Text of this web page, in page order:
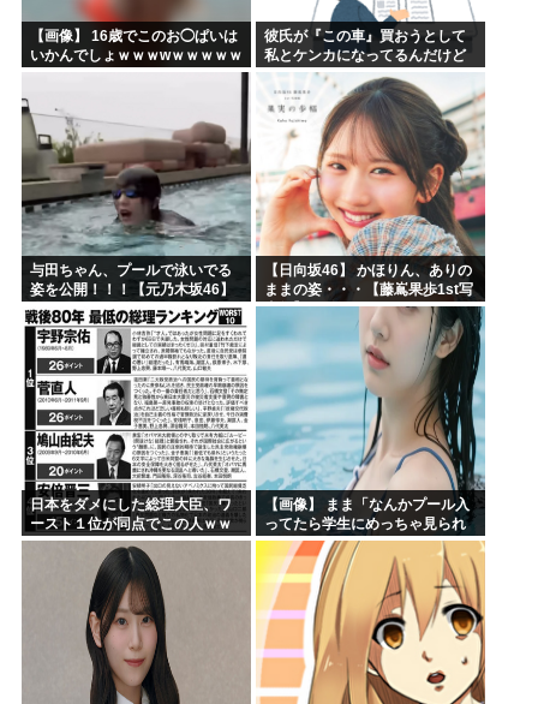
【画像】 16歳でこのお◯ぱいは
いかんでしょｗｗｗwｗｗｗｗｗ
ｗｗｗ❤
彼氏が『この車』買おうとして
私とケンカになってるんだけど
ｗｗｗｗｗｗ
与田ちゃん、プールで泳いでる
姿を公開！！！【元乃木坂46】
【日向坂46】 かほりん、ありの
ままの姿・・・【藤嶌果歩1st写
真集】
日本をダメにした総理大臣、ワ
ースト１位が同点でこの人ｗｗ
ｗｗｗｗ
【画像】 まま「なんかプール入
ってたら学生にめっちゃ見られ
たw」